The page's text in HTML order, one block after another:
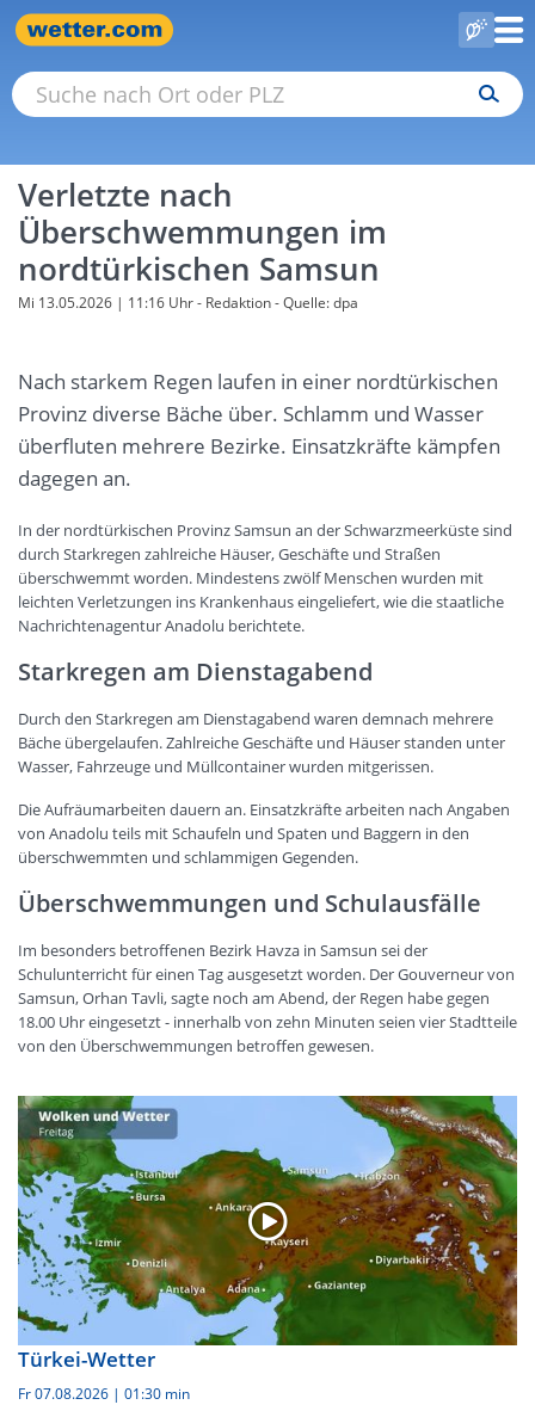
Verletzte nach
Überschwemmungen im
nordtürkischen Samsun
Mi 13.05.2026 | 11:16 Uhr- Redaktion - Quelle: dpa
Nach starkem Regen laufen in einer nordtürkischen
Provinz diverse Bäche über. Schlamm und Wasser
überfluten mehrere Bezirke. Einsatzkräfte kämpfen
dagegen an.
In der nordtürkischen Provinz Samsun an der Schwarzmeerküste sind
durch Starkregen zahlreiche Häuser, Geschäfte und Straßen
überschwemmt worden. Mindestens zwölf Menschen wurden mit
leichten Verletzungen ins Krankenhaus eingeliefert, wie die staatliche
Nachrichtenagentur Anadolu berichtete.
Starkregen am Dienstagabend
Durch den Starkregen am Dienstagabend waren demnach mehrere
Bäche übergelaufen. Zahlreiche Geschäfte und Häuser standen unter
Wasser, Fahrzeuge und Müllcontainer wurden mitgerissen.
Die Aufräumarbeiten dauern an. Einsatzkräfte arbeiten nach Angaben
von Anadolu teils mit Schaufeln und Spaten und Baggern in den
überschwemmten und schlammigen Gegenden.
Überschwemmungen und Schulausfälle
Im besonders betroffenen Bezirk Havza in Samsun sei der
Schulunterricht für einen Tag ausgesetzt worden. Der Gouverneur von
Samsun, Orhan Tavli, sagte noch am Abend, der Regen habe gegen
18.00 Uhr eingesetzt - innerhalb von zehn Minuten seien vier Stadtteile
von den Überschwemmungen betroffen gewesen.
Türkei-Wetter
Fr 07.08.2026 | 01:30 min